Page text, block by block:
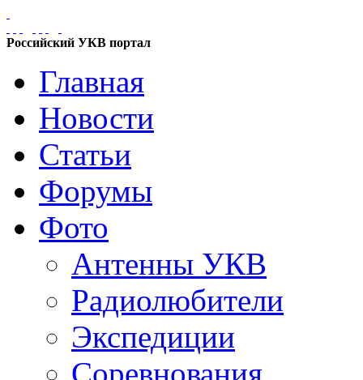
Российский УКВ портал
Главная
Новости
Статьи
Форумы
Фото
Антенны УКВ
Радиолюбители
Экспедиции